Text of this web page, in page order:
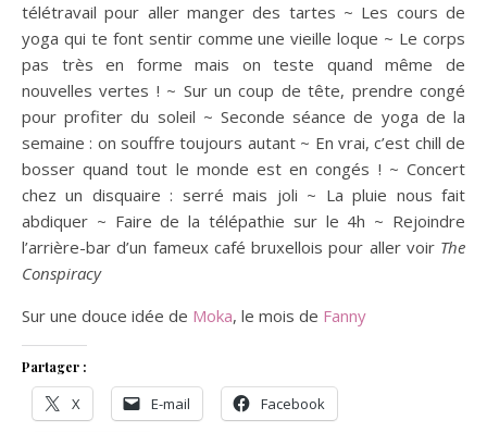
télétravail pour aller manger des tartes ~ Les cours de
yoga qui te font sentir comme une vieille loque ~ Le corps
pas très en forme mais on teste quand même de
nouvelles vertes ! ~ Sur un coup de tête, prendre congé
pour profiter du soleil ~ Seconde séance de yoga de la
semaine : on souffre toujours autant ~ En vrai, c’est chill de
bosser quand tout le monde est en congés ! ~ Concert
chez un disquaire : serré mais joli ~ La pluie nous fait
abdiquer ~ Faire de la télépathie sur le 4h ~ Rejoindre
l’arrière-bar d’un fameux café bruxellois pour aller voir The
Conspiracy
Sur une douce idée de Moka, le mois de Fanny
Partager :
X E-mail Facebook